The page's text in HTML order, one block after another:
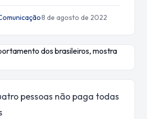
·8 de agosto de 2022
pessoas não paga todas